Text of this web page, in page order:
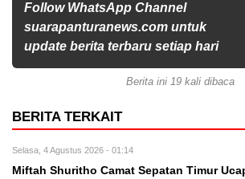
Follow WhatsApp Channel
suarapanturanews.com untuk
update berita terbaru setiap hari
Berita ini 19 kali dibaca
BERITA TERKAIT
Selasa, 4 Agustus 2026 - 01:14
Miftah Shuritho Camat Sepatan Timur